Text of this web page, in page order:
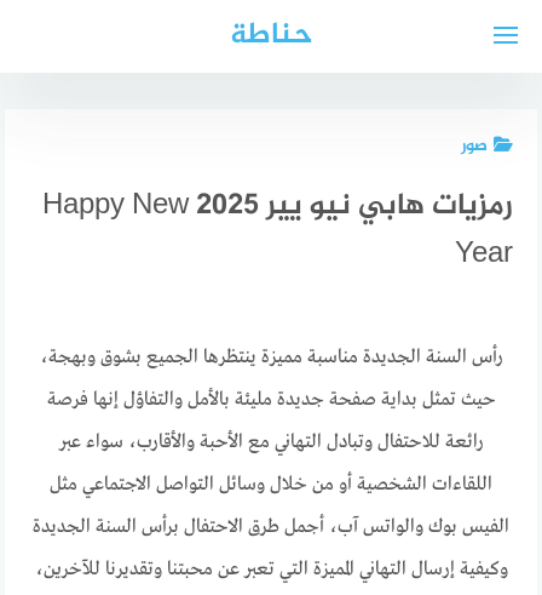
حناطة
صور
رمزيات هابي نيو يير 2025 Happy New
Year
رأس السنة الجديدة مناسبة مميزة ينتظرها الجميع بشوق وبهجة،
حيث تمثل بداية صفحة جديدة مليئة بالأمل والتفاؤل إنها فرصة
رائعة للاحتفال وتبادل التهاني مع الأحبة والأقارب، سواء عبر
اللقاءات الشخصية أو من خلال وسائل التواصل الاجتماعي مثل
الفيس بوك والواتس آب، أجمل طرق الاحتفال برأس السنة الجديدة
وكيفية إرسال التهاني المميزة التي تعبر عن محبتنا وتقديرنا للآخرين،